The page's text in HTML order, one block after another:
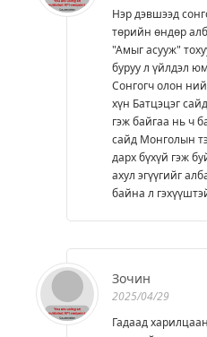
Нэр дэвшээд
төрийн өндөр
"Амыг асууж"
буруу л үйлдэл
Сонгогч олон
хүн Батцэцэг
гэж байгаа нь ч
сайд Монголын
дарх бүхүй гэж
ахул эгүүгийг
байна л
Зочин
2025/04/29
Гадаад